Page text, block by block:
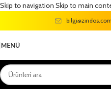
Skip to navigation Skip to main
bilgi@zindos.com
MENÜ
Büyütmek için tıklayın